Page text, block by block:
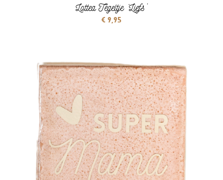
Lottea Tegeltje ‘Liefs’
€9,95